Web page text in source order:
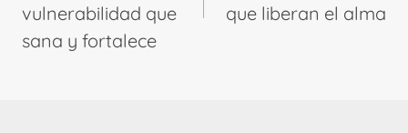
vulnerabilidad que
sana y fortalece
que liberan el alma